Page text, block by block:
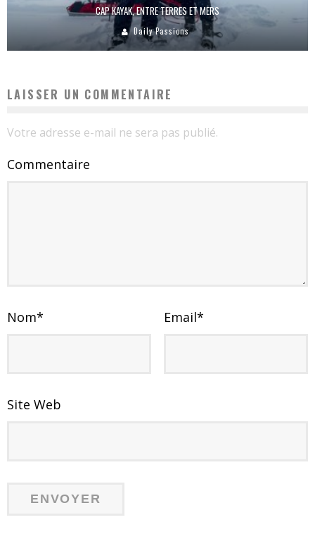
CAP KAYAK, ENTRE TERRES ET MERS
Daily Passions
LAISSER UN COMMENTAIRE
Votre adresse e-mail ne sera pas publié.
Commentaire
Nom* Email*
Site Web